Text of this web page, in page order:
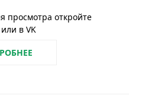
просмотра откройте
в VK